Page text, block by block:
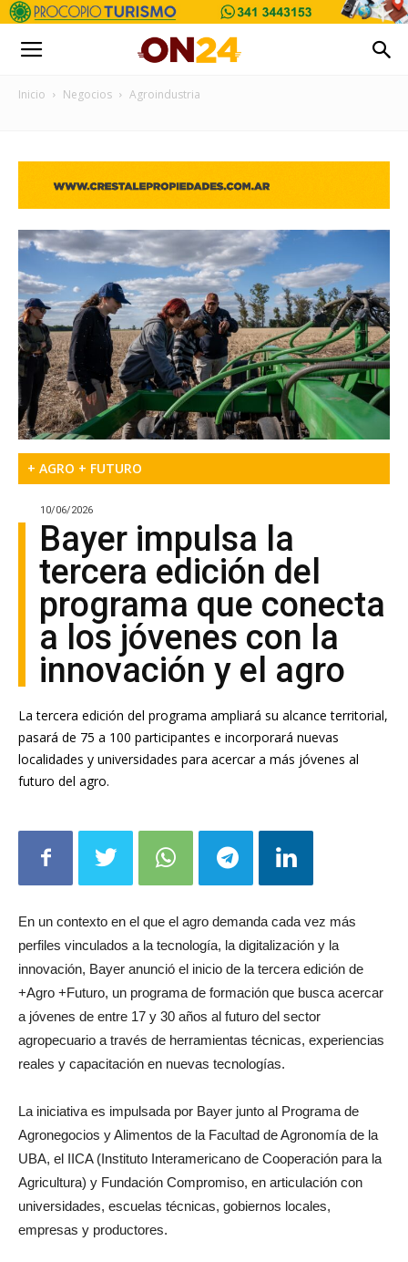
Inicio Negocios Agroindustria
10/06/2026
Bayer impulsa la
tercera edición del
programa que conecta
a los jóvenes con la
innovación y el agro
La tercera edición del programa ampliará su alcance territorial,
pasará de 75 a 100 participantes e incorporará nuevas
localidades y universidades para acercar a más jóvenes al
En un contexto en el que el agro demanda cada vez más
perfiles vinculados a la tecnología, la digitalización y la
innovación, Bayer anunció el inicio de la tercera edición de
+Agro +Futuro, un programa de formación que busca acercar
a jóvenes de entre 17 y 30 años al futuro del sector
agropecuario a través de herramientas técnicas, experiencias
La iniciativa es impulsada por Bayer junto al Programa de
Agronegocios y Alimentos de la Facultad de Agronomía de la
UBA, el IICA (Instituto Interamericano de Cooperación para la
Agricultura) y Fundación Compromiso, en articulación con
universidades, escuelas técnicas, gobiernos locales,